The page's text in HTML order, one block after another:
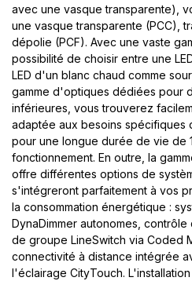
avec une vasque transparente),
une vasque transparente (PCC),
dépolie (PCF). Avec une vaste
possibilité de choisir entre une
LED d'un blanc chaud comme
gamme d'optiques dédiées pour
inférieures, vous trouverez
adaptée aux besoins spécifiques
pour une longue durée de vie de
fonctionnement. En outre, la
offre différentes options de
s'intégreront parfaitement à vos
la consommation énergétique :
DynaDimmer autonomes,
de groupe LineSwitch via Coded
connectivité à distance intégrée
l'éclairage CityTouch.